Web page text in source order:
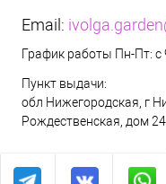
Email:
График работы Пн-Пт:
Пункт выдачи:
обл Нижегородская, г
Рождественская, дом 24